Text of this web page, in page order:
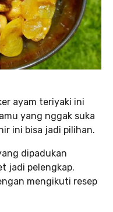
ayam teriyaki ini
yang nggak suka
ini bisa jadi pilihan.
dipadukan
jadi pelengkap.
mengikuti resep